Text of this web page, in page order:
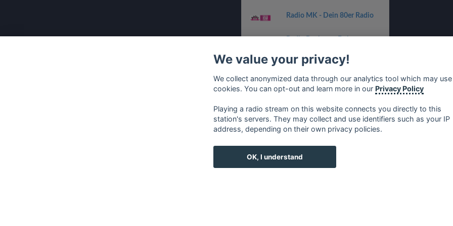
Radio MK - Dein 80er Radio
Radio Oberhausen - Dein
Radio Duisburg - Dein
We value your privacy!
We collect anonymized data through our analytics tool which may use
cookies. You can opt-out and learn more in our Privacy Policy
Playing a radio stream on this website connects you directly to this
station's servers. They may collect and use identifiers such as your IP
address, depending on their own privacy policies.
OK, I understand